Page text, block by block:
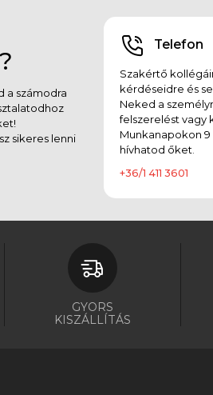
a számodra
sikeres lenni
Telefon
Szakértő
kérdéseidre és
Neked a
felszerelést vagy
Munkanapokon 9
hívhatod őket.
+36/1 411 3601
GYORS
KISZÁLLÍTÁS